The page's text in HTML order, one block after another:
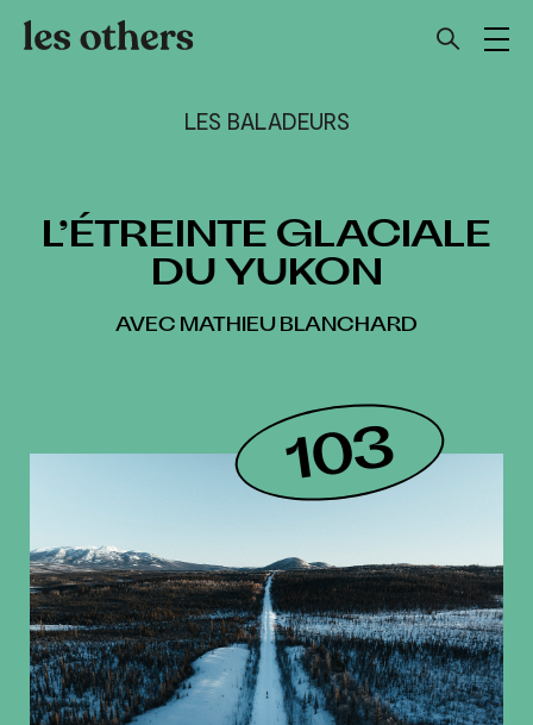
LES BALADEURS
L’ÉTREINTE GLACIALE
DU YUKON
AVEC MATHIEU BLANCHARD
103